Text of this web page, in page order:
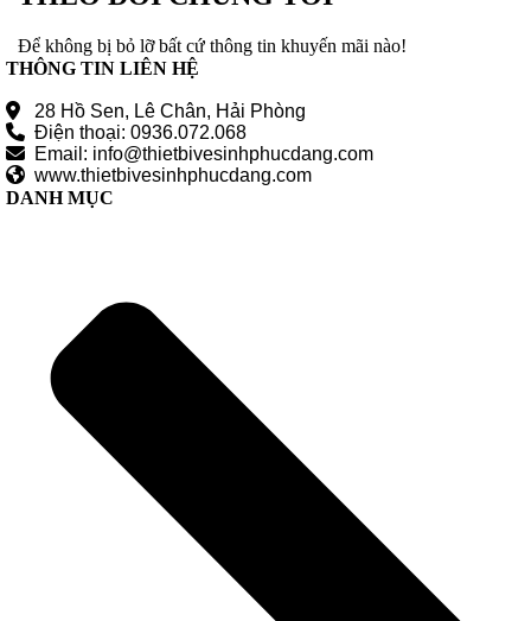
Để không bị bỏ lỡ bất cứ thông tin khuyến mãi nào!
THÔNG TIN LIÊN HỆ
28 Hồ Sen, Lê Chân, Hải Phòng
Điện thoại: 0936.072.068
Email: info@thietbivesinhphucdang.com
www.thietbivesinhphucdang.com
DANH MỤC